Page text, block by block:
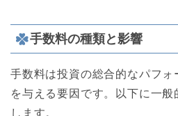
手数料の種類と影響
手数料は投資の総合的なパフ
を与える要因です。以下に一
します。